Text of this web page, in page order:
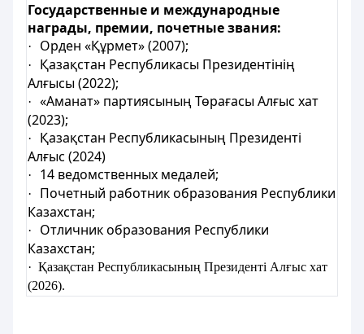
Государственные и международные
награды, премии, почетные звания:
· Орден «Құрмет» (2007);
·
Қазақстан Республикасы Президентінің
Алғысы (2022);
·
«Аманат» партиясының Төрағасы Алғыс хат
(2023);
·
Қазақстан Республикасының Президенті
Алғыс (2024)
· 14 ведомственных медалей;
·
Почетный работник образования Республики
Казахстан;
·
Отличник образования Республики
Казахстан;
· Қазақстан Республикасының Президенті Алғыс хат
(2026).